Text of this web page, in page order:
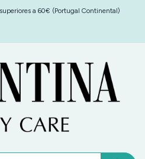
a 60€ (Portugal Continental)